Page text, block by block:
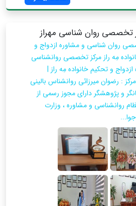
تخصصی روان شناسی مهراز
روان شناسی و مشاوره ازدواج و
مِه راز مرکز تخصصی روانشناسی
و تحکیم خانواده مِه راز |
: رضوان میرزائی روانشناس بالینی
و پژوهشگر دارای مجوز رسمی از
روانشناسی و مشاوره ، وزارت